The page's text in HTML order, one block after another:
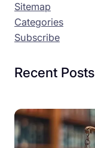
Sitemap
Categories
Subscribe
Recent Posts